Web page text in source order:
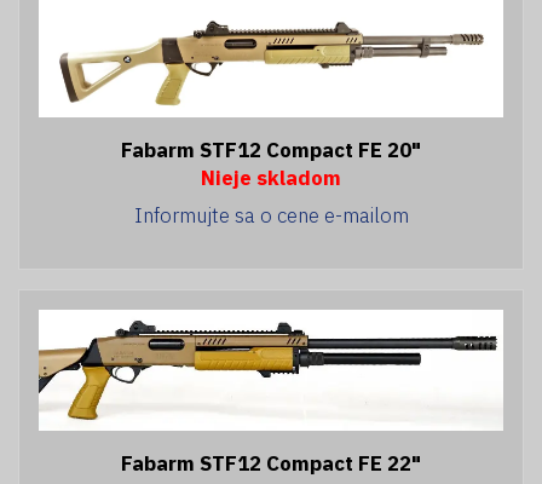
Fabarm STF12 Compact FE 20"
Nieje skladom
Informujte sa o cene e-mailom
Fabarm STF12 Compact FE 22"